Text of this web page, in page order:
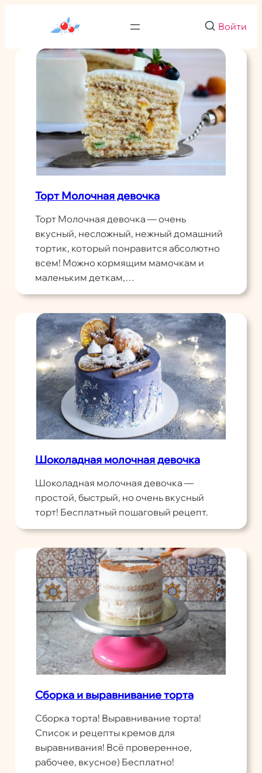
Войти
Торт Молочная девочка
Торт Молочная девочка — очень
вкусный, несложный, нежный домашний
тортик, который понравится абсолютно
всем! Можно кормящим мамочкам и
маленьким деткам,…
Шоколадная молочная девочка
Шоколадная молочная девочка —
простой, быстрый, но очень вкусный
торт! Бесплатный пошаговый рецепт.
Сборка и выравнивание торта
Сборка торта! Выравнивание торта!
Список и рецепты кремов для
выравнивания! Всё проверенное,
рабочее, вкусное) Бесплатно!